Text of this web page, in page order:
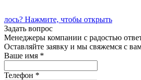
лось? Нажмите, чтобы открыть
Задать вопрос
Менеджеры компании с радостью
Оставляйте заявку и мы свяжемся с
Ваше имя *
Телефон *